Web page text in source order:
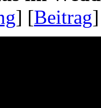
] [Beitrag